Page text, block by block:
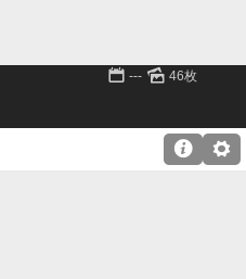
📅 --- 🌄 46枚
⚙
